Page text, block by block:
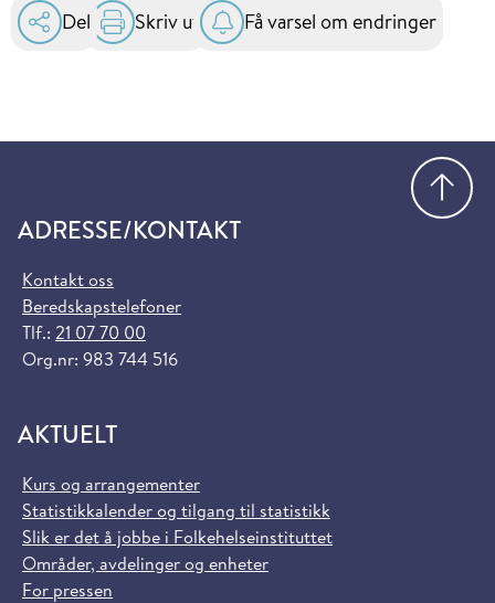
Del Skriv ut Få varsel om endringer
ADRESSE/KONTAKT
Kontakt oss
Beredskapstelefoner
Tlf.: 21 07 70 00
Org.nr: 983 744 516
AKTUELT
Kurs og arrangementer
Statistikkalender og tilgang til statistikk
Slik er det å jobbe i Folkehelseinstituttet
Områder, avdelinger og enheter
For pressen